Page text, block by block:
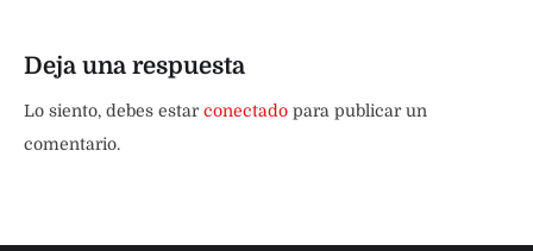
Deja una respuesta
Lo siento, debes estarconectado para publicar un
comentario.